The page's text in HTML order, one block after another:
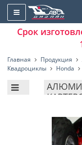
Срок
Главная Продукция
Квадроциклы
Honda